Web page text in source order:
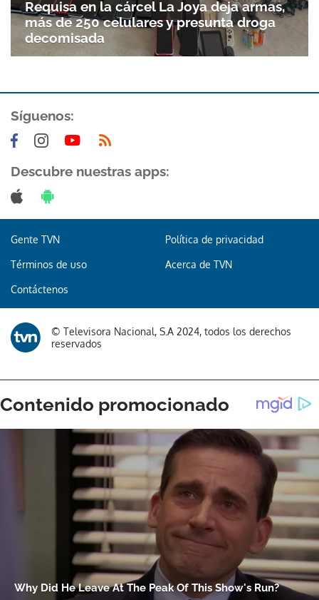
Requisa en la cárcel La Joya deja armas,
más de 250 celulares y presunta droga
decomisada
Síguenos:
Descubre nuestras apps:
Gente TVN Política de privacidad
Términos de uso Acerca de TVN
Contáctenos
© Televisora Nacional, S.A 2024, todos los derechos
reservados